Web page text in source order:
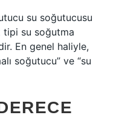
su soğutucusu
tipi su soğutma
En genel haliyle,
soğutucu” ve “su